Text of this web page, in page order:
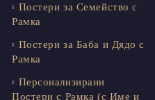
Постери за Семейство с
Рамка
Постери за Баба и Дядо с
Рамка
Персонализирани
Постери с Рамка (с Име и